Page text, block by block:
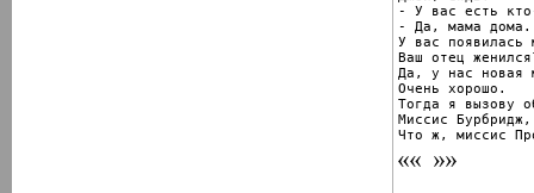
- У вас есть
- Да, мама дома.
У вас появилась
Ваш отец
Да, у нас новая
Очень хорошо.
Тогда я вызову
Миссис
Что ж, миссис